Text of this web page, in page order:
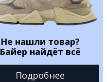
Не нашли товар?
Байер найдёт всё
Подробнее